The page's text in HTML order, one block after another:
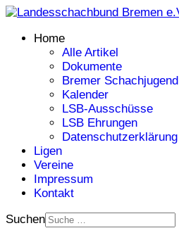
Home
Alle Artikel
Dokumente
Bremer Schachjugend
Kalender
LSB-Ausschüsse
LSB Ehrungen
Datenschutzerklärung
Ligen
Vereine
Impressum
Kontakt
Suchen